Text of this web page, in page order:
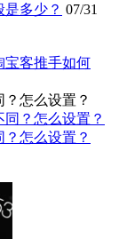
多少？ 07/31
宝客推手如何
怎么设置？
怎么设置？